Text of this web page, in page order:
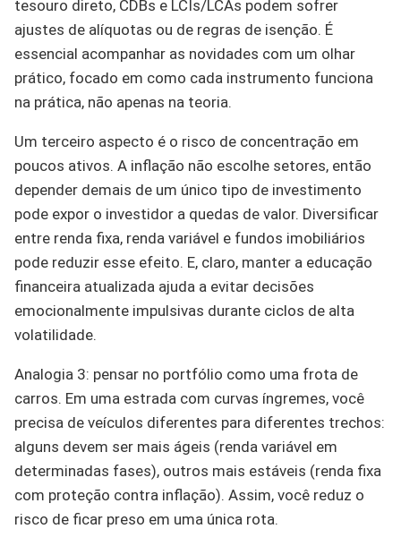
tesouro direto, CDBs e LCIs/LCAs podem sofrer
ajustes de alíquotas ou de regras de isenção. É
essencial acompanhar as novidades com um olhar
prático, focado em como cada instrumento funciona
na prática, não apenas na teoria.
Um terceiro aspecto é o risco de concentração em
poucos ativos. A inflação não escolhe setores, então
depender demais de um único tipo de investimento
pode expor o investidor a quedas de valor. Diversificar
entre renda fixa, renda variável e fundos imobiliários
pode reduzir esse efeito. E, claro, manter a educação
financeira atualizada ajuda a evitar decisões
emocionalmente impulsivas durante ciclos de alta
volatilidade.
Analogia 3: pensar no portfólio como uma frota de
carros. Em uma estrada com curvas íngremes, você
precisa de veículos diferentes para diferentes trechos:
alguns devem ser mais ágeis (renda variável em
determinadas fases), outros mais estáveis (renda fixa
com proteção contra inflação). Assim, você reduz o
risco de ficar preso em uma única rota.